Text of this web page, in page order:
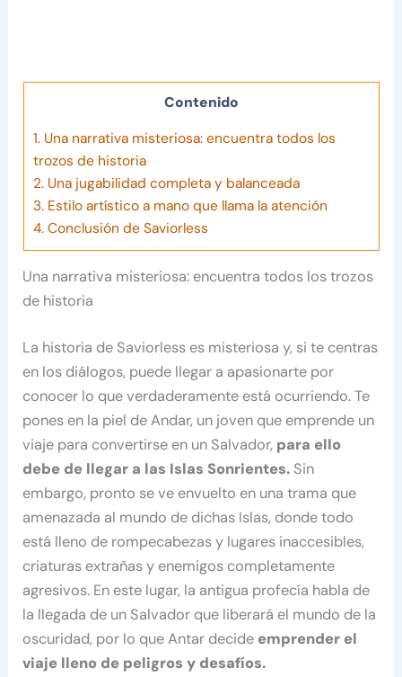
Contenido
1.Una narrativa misteriosa: encuentra todos los
trozos de historia
2.Una jugabilidad completa y balanceada
3.Estilo artístico a mano que llama la atención
4.Conclusión de Saviorless
Una narrativa misteriosa: encuentra todos los trozos
de historia
La historia de Saviorless es misteriosa y, si te centras
en los diálogos, puede llegar a apasionarte por
conocer lo que verdaderamente está ocurriendo. Te
pones en la piel de Andar, un joven que emprende un
viaje para convertirse en un Salvador, para ello
debe de llegar a las Islas Sonrientes. Sin
embargo, pronto se ve envuelto en una trama que
amenazada al mundo de dichas Islas, donde todo
está lleno de rompecabezas y lugares inaccesibles,
criaturas extrañas y enemigos completamente
agresivos. En este lugar, la antigua profecía habla de
la llegada de un Salvador que liberará el mundo de la
oscuridad, por lo que Antar decide emprender el
viaje lleno de peligros y desafíos.